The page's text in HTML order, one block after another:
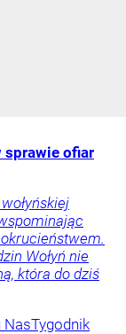
sprawie ofiar
Wołyń nie
która do dziś
NasTygodnik